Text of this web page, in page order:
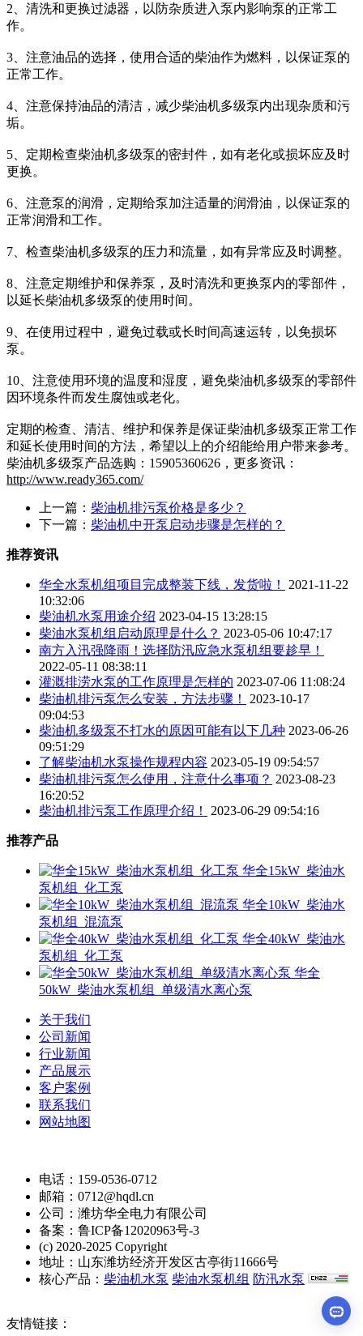
2、清洗和更换过滤器，以防杂质进入泵内影响泵的正常工
作。
3、注意油品的选择，使用合适的柴油作为燃料，以保证泵的
正常工作。
4、注意保持油品的清洁，减少柴油机多级泵内出现杂质和污
垢。
5、定期检查柴油机多级泵的密封件，如有老化或损坏应及时
更换。
6、注意泵的润滑，定期给泵加注适量的润滑油，以保证泵的
正常润滑和工作。
7、检查柴油机多级泵的压力和流量，如有异常应及时调整。
8、注意定期维护和保养泵，及时清洗和更换泵内的零部件，
以延长柴油机多级泵的使用时间。
9、在使用过程中，避免过载或长时间高速运转，以免损坏
泵。
10、注意使用环境的温度和湿度，避免柴油机多级泵的零部件
因环境条件而发生腐蚀或老化。
定期的检查、清洁、维护和保养是保证柴油机多级泵正常工作
和延长使用时间的方法，希望以上的介绍能给用户带来参考。
柴油机多级泵产品选购：15905360626，更多资讯：
http://www.ready365.com/
上一篇： 柴油机排污泵价格是多少？
下一篇： 柴油机中开泵启动步骤是怎样的？
推荐资讯
华全水泵机组项目完成整装下线，发货啦！
2021-11-22
10:32:06
柴油机水泵用途介绍 2023-04-15 13:28:15
柴油水泵机组启动原理是什么？ 2023-05-06 10:47:17
南方入汛强降雨！选择防汛应急水泵机组要趁早！
2022-05-11 08:38:11
灌溉排涝水泵的工作原理是怎样的 2023-07-06 11:08:24
柴油机排污泵怎么安装，方法步骤！
2023-10-17
09:04:53
柴油机多级泵不打水的原因可能有以下几种 2023-06-26
09:51:29
了解柴油机水泵操作规程内容 2023-05-19 09:54:57
柴油机排污泵怎么使用，注意什么事项？ 2023-08-23
16:20:52
柴油机排污泵工作原理介绍！
2023-06-29 09:54:16
推荐产品
华全15kW_柴油水
泵机组_化工泵
华全10kW_柴油水
泵机组_混流泵
华全40kW_柴油水
泵机组_化工泵
华全
50kW_柴油水泵机组_单级清水离心泵
关于我们
公司新闻
行业新闻
产品展示
客户案例
联系我们
网站地图
电话：159-0536-0712
邮箱：0712@hqdl.cn
公司：潍坊华全电力有限公司
备案：鲁ICP备12020963号-3
(c) 2020-2025 Copyright
地址：山东潍坊经济开发区古亭街11666号
核心产品： 柴油机水泵 柴油水泵机组 防汛水泵
友情链接：